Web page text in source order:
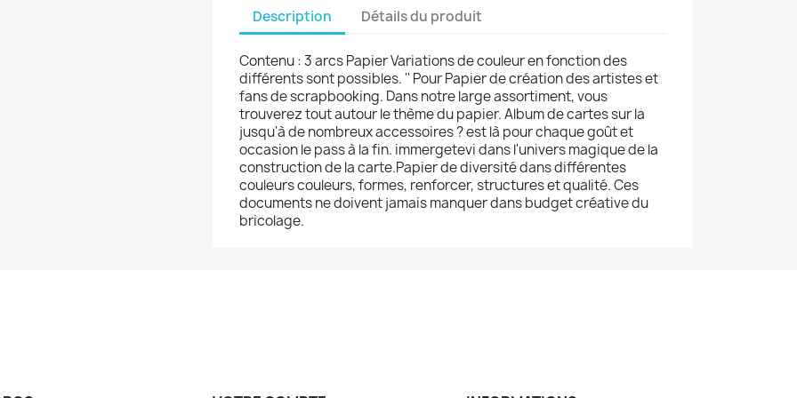
Description Détails du produit
Contenu : 3 arcs Papier Variations de couleur en fonction des
différents sont possibles. '' Pour Papier de création des artistes et
fans de scrapbooking. Dans notre large assortiment, vous
trouverez tout autour le thème du papier. Album de cartes sur la
jusqu'à de nombreux accessoires ? est là pour chaque goût et
occasion le pass à la fin. immergetevi dans l'univers magique de la
construction de la carte.Papier de diversité dans différentes
couleurs couleurs, formes, renforcer, structures et qualité. Ces
documents ne doivent jamais manquer dans budget créative du
bricolage.